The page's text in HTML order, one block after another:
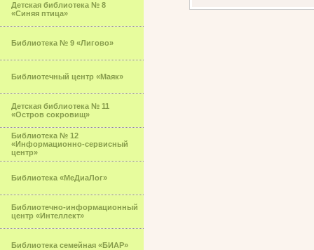
Детская библиотека № 8
«Синяя птица»
Библиотека № 9 «Лигово»
Библиотечный центр «Маяк»
Детская библиотека № 11
«Остров сокровищ»
Библиотека № 12
«Информационно-сервисный
центр»
Библиотека «МеДиаЛог»
Библиотечно-информационный
центр «Интеллект»
Библиотека семейная «БИАР»